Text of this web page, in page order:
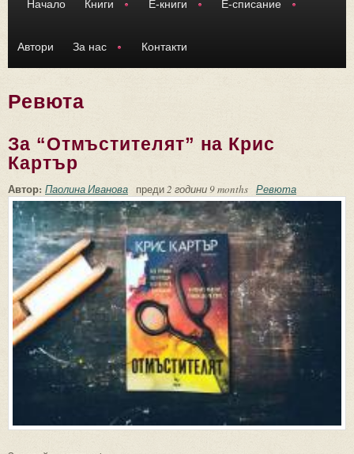
Начало Книги Е-книги Е-списание
Автори За нас Контакти
Ревюта
За “Отмъстителят” на Крис
Картър
Автор: Паолина Иванова преди2 години 9 months Ревюта